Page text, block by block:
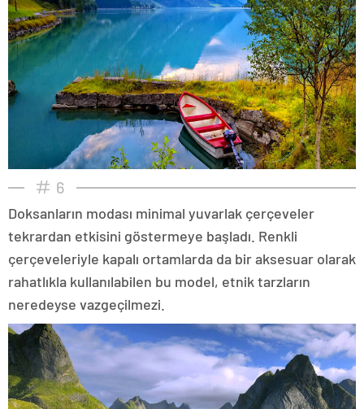
6
Doksanların modası minimal yuvarlak çerçeveler
tekrardan etkisini göstermeye başladı. Renkli
çerçeveleriyle kapalı ortamlarda da bir aksesuar olarak
rahatlıkla kullanılabilen bu model, etnik tarzların
neredeyse vazgeçilmezi.